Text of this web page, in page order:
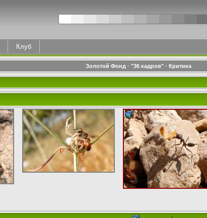
Клуб
Золотой Фонд · "36 кадров"· Критика